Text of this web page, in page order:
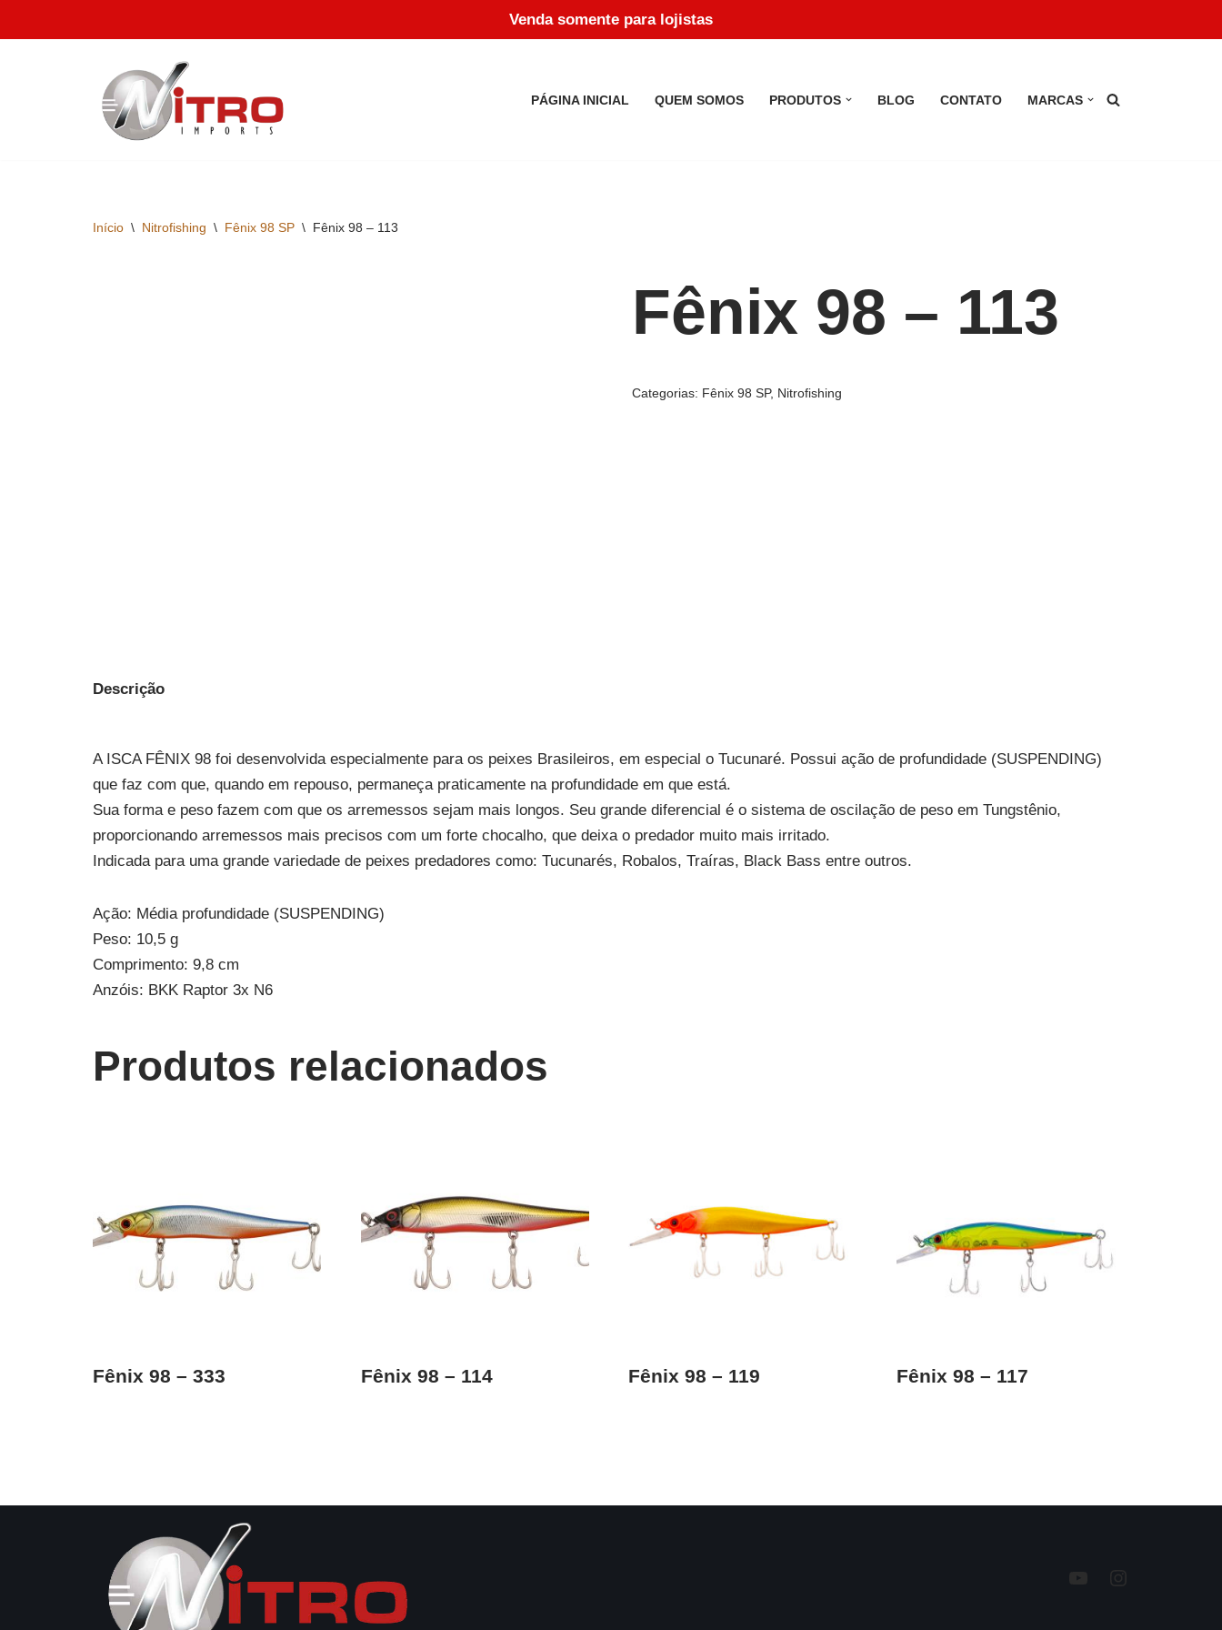
Venda somente para lojistas
PÁGINA INICIAL QUEM SOMOS PRODUTOS BLOG CONTATO MARCAS
Início \ Nitrofishing \ Fênix 98 SP \ Fênix 98 – 113
Fênix 98 – 113
Categorias: Fênix 98 SP, Nitrofishing
Descrição
A ISCA FÊNIX 98 foi desenvolvida especialmente para os peixes Brasileiros, em especial o Tucunaré. Possui ação de profundidade (SUSPENDING)
que faz com que, quando em repouso, permaneça praticamente na profundidade em que está.
Sua forma e peso fazem com que os arremessos sejam mais longos. Seu grande diferencial é o sistema de oscilação de peso em Tungstênio,
proporcionando arremessos mais precisos com um forte chocalho, que deixa o predador muito mais irritado.
Indicada para uma grande variedade de peixes predadores como: Tucunarés, Robalos, Traíras, Black Bass entre outros.
Ação: Média profundidade (SUSPENDING)
Peso: 10,5 g
Comprimento: 9,8 cm
Anzóis: BKK Raptor 3x N6
Produtos relacionados
Fênix 98 – 333 Fênix 98 – 114 Fênix 98 – 119 Fênix 98 – 117